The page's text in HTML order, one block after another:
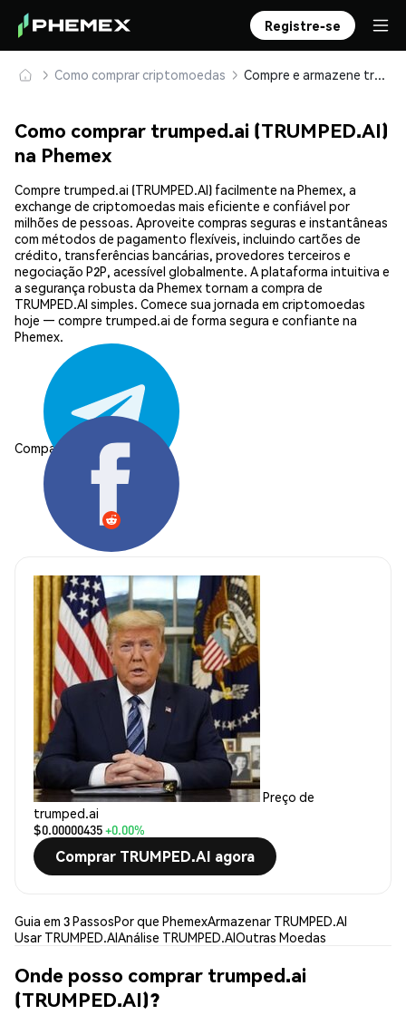
Registre-se
Como comprar criptomoedas Compre e armazene trumped.ai (TRUMPED.AI) com segurança
Como comprar trumped.ai (TRUMPED.AI)
na Phemex
Compre trumped.ai (TRUMPED.AI) facilmente na Phemex, a
exchange de criptomoedas mais eficiente e confiável por
milhões de pessoas. Aproveite compras seguras e instantâneas
com métodos de pagamento flexíveis, incluindo cartões de
crédito, transferências bancárias, provedores terceiros e
negociação P2P, acessível globalmente. A plataforma intuitiva e
a segurança robusta da Phemex tornam a compra de
TRUMPED.AI simples. Comece sua jornada em criptomoedas
hoje — compre trumped.ai de forma segura e confiante na
Phemex.
Compartilhar:
Preço de
trumped.ai
$0.00000435+0.00%
Comprar TRUMPED.AI agora
Guia em 3 PassosPor que PhemexArmazenar TRUMPED.AI
Usar TRUMPED.AIAnálise TRUMPED.AIOutras Moedas
Onde posso comprar trumped.ai
(TRUMPED.AI)?